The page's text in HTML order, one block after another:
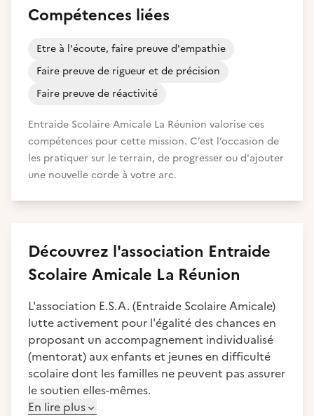
Compétences liées
Etre à l'écoute, faire preuve d'empathie
Faire preuve de rigueur et de précision
Faire preuve de réactivité
Entraide Scolaire Amicale La Réunion valorise ces
compétences pour cette mission. C’est l’occasion de
les pratiquer sur le terrain, de progresser ou d'ajouter
une nouvelle corde à votre arc.
Découvrez l'association Entraide
Scolaire Amicale La Réunion
L'association E.S.A. (Entraide Scolaire Amicale)
lutte activement pour l'égalité des chances en
proposant un accompagnement individualisé
(mentorat) aux enfants et jeunes en difficulté
scolaire dont les familles ne peuvent pas assurer
le soutien elles-mêmes.
En lire plus